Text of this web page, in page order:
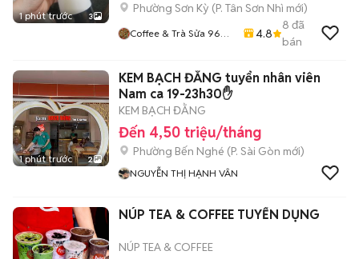
1 phút trước 3
Phường Sơn Kỳ (P. Tân Sơn Nhì mới)
Coffee & Trà Sửa 96
4.8
8 đã
bán
1 phút trước 2
KEM BẠCH ĐẰNG tuyển nhân viên
Nam ca 19-23h30✋
KEM BẠCH ĐẰNG
Đến 4,50 triệu/tháng
Phường Bến Nghé (P. Sài Gòn mới)
NGUYỄN THỊ HẠNH VÂN
NÚP TEA & COFFEE TUYỂN DỤNG
NÚP TEA & COFFEE